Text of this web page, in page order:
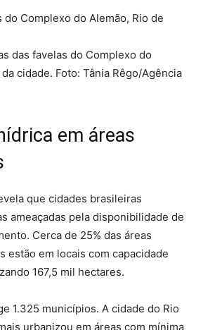
das favelas do Complexo do
cidade. Foto: Tânia Rêgo/Agência
em áreas
que cidades brasileiras
ameaçadas pela disponibilidade de
Cerca de 25% das áreas
estão em locais com capacidade
167,5 mil hectares.
1.325 municípios. A cidade do Rio
urbanizou em áreas com mínima